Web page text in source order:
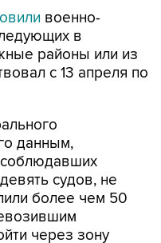
военно-
в
районы или из
с 13 апреля по
данным,
соблюдавших
судов, не
более чем 50
через зону